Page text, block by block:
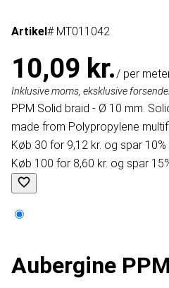
Artikel# MT011042
10,09 kr./ per
Inklusive moms, eksklusive
PPM Solid braid - Ø 10 mm.
made from Polypropylene
Køb 30 for 9,12 kr. og spar 10%
Køb 100 for 8,60 kr. og spar
Aubergine